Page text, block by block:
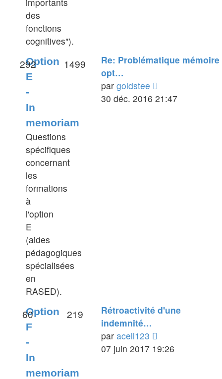
des
fonctions
cognitives").
Option
E
-
In
memoriam
Questions
spécifiques
concernant
les
formations
à
l'option
E
(aides
pédagogiques
spécialisées
en
RASED).
292 1499
Re: Problématique mémoire
opt…
par goldstee
le
30 déc. 2016 21:47
Option
F
-
In
memoriam
60 219
Rétroactivité d'une
indemnité…
par acell123
le
07 juin 2017 19:26